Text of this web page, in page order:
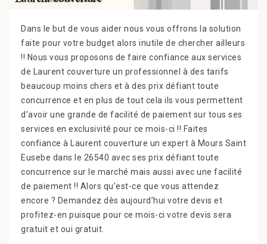
Dans le but de vous aider nous vous offrons la solution
faite pour votre budget alors inutile de chercher ailleurs
!! Nous vous proposons de faire confiance aux services
de Laurent couverture un professionnel à des tarifs
beaucoup moins chers et à des prix défiant toute
concurrence et en plus de tout cela ils vous permettent
d’avoir une grande de facilité de paiement sur tous ses
services en exclusivité pour ce mois-ci !! Faites
confiance à Laurent couverture un expert à Mours Saint
Eusebe dans le 26540 avec ses prix défiant toute
concurrence sur le marché mais aussi avec une facilité
de paiement !! Alors qu’est-ce que vous attendez
encore ? Demandez dès aujourd’hui votre devis et
profitez-en puisque pour ce mois-ci votre devis sera
gratuit et oui gratuit.